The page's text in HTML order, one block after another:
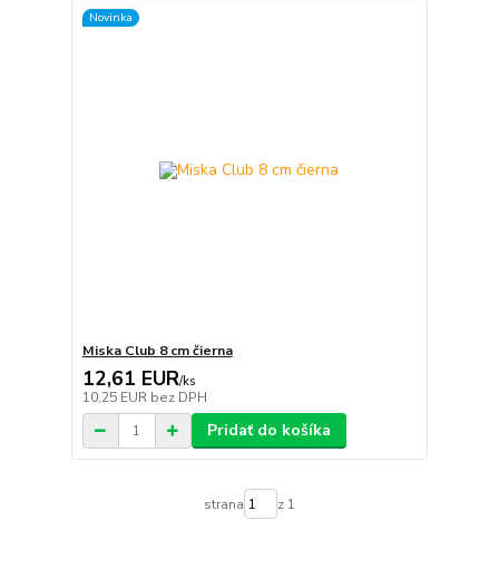
Novinka
Miska Club 8 cm čierna
12,61 EUR/ks
10,25 EUR bez DPH
Pridať do košíka
strana z 1